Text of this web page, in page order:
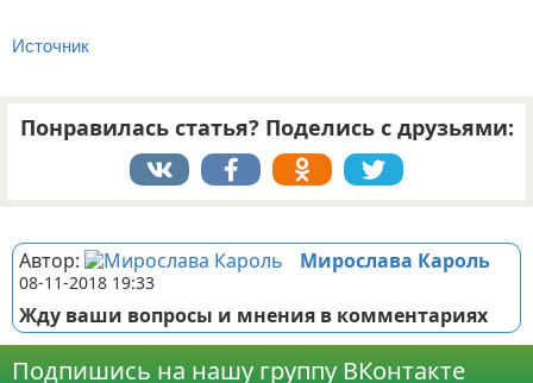
Источник
Понравилась статья? Поделись с друзьями:
Автор: Мирослава Кароль
08-11-2018 19:33
Жду ваши вопросы и мнения в комментариях
Подпишись на нашу группу ВКонтакте